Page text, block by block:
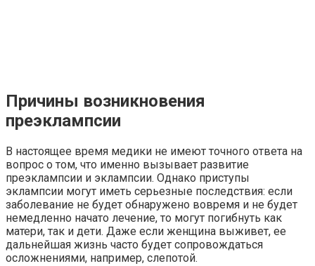
Причины возникновения
преэклампсии
В настоящее время медики не имеют точного ответа на
вопрос о том, что именно вызывает развитие
преэклампсии и эклампсии. Однако приступы
эклампсии могут иметь серьезные последствия: если
заболевание не будет обнаружено вовремя и не будет
немедленно начато лечение, то могут погибнуть как
матери, так и дети. Даже если женщина выживет, ее
дальнейшая жизнь часто будет сопровождаться
осложнениями, например, слепотой.